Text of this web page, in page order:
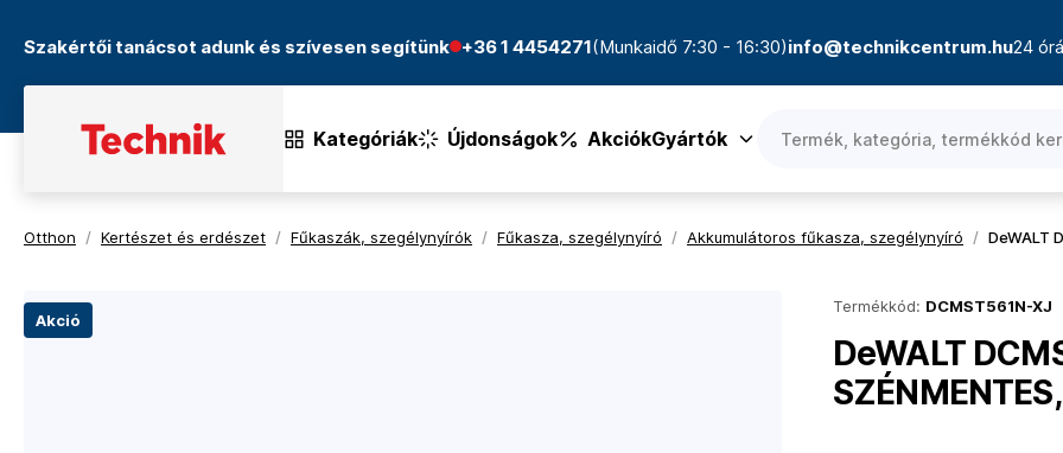
Szakértői tanácsot adunk és szívesen segítünk +36 1 4454271(Munkaidő 7:30 - 16:30)info@technikcentrum.hu24
Kategóriák Újdonságok AkciókGyártók
Otthon / Kertészet és erdészet / Fűkaszák, szegélynyírók / Fűkasza, szegélynyíró / Akkumulátoros fűkasza, szegélynyíró / DeWALT
Akció
Termékkód: DCMST561N-XJ
DeWALT